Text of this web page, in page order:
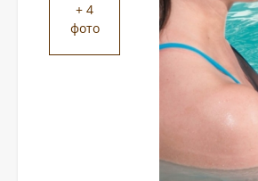
+ 4
фото